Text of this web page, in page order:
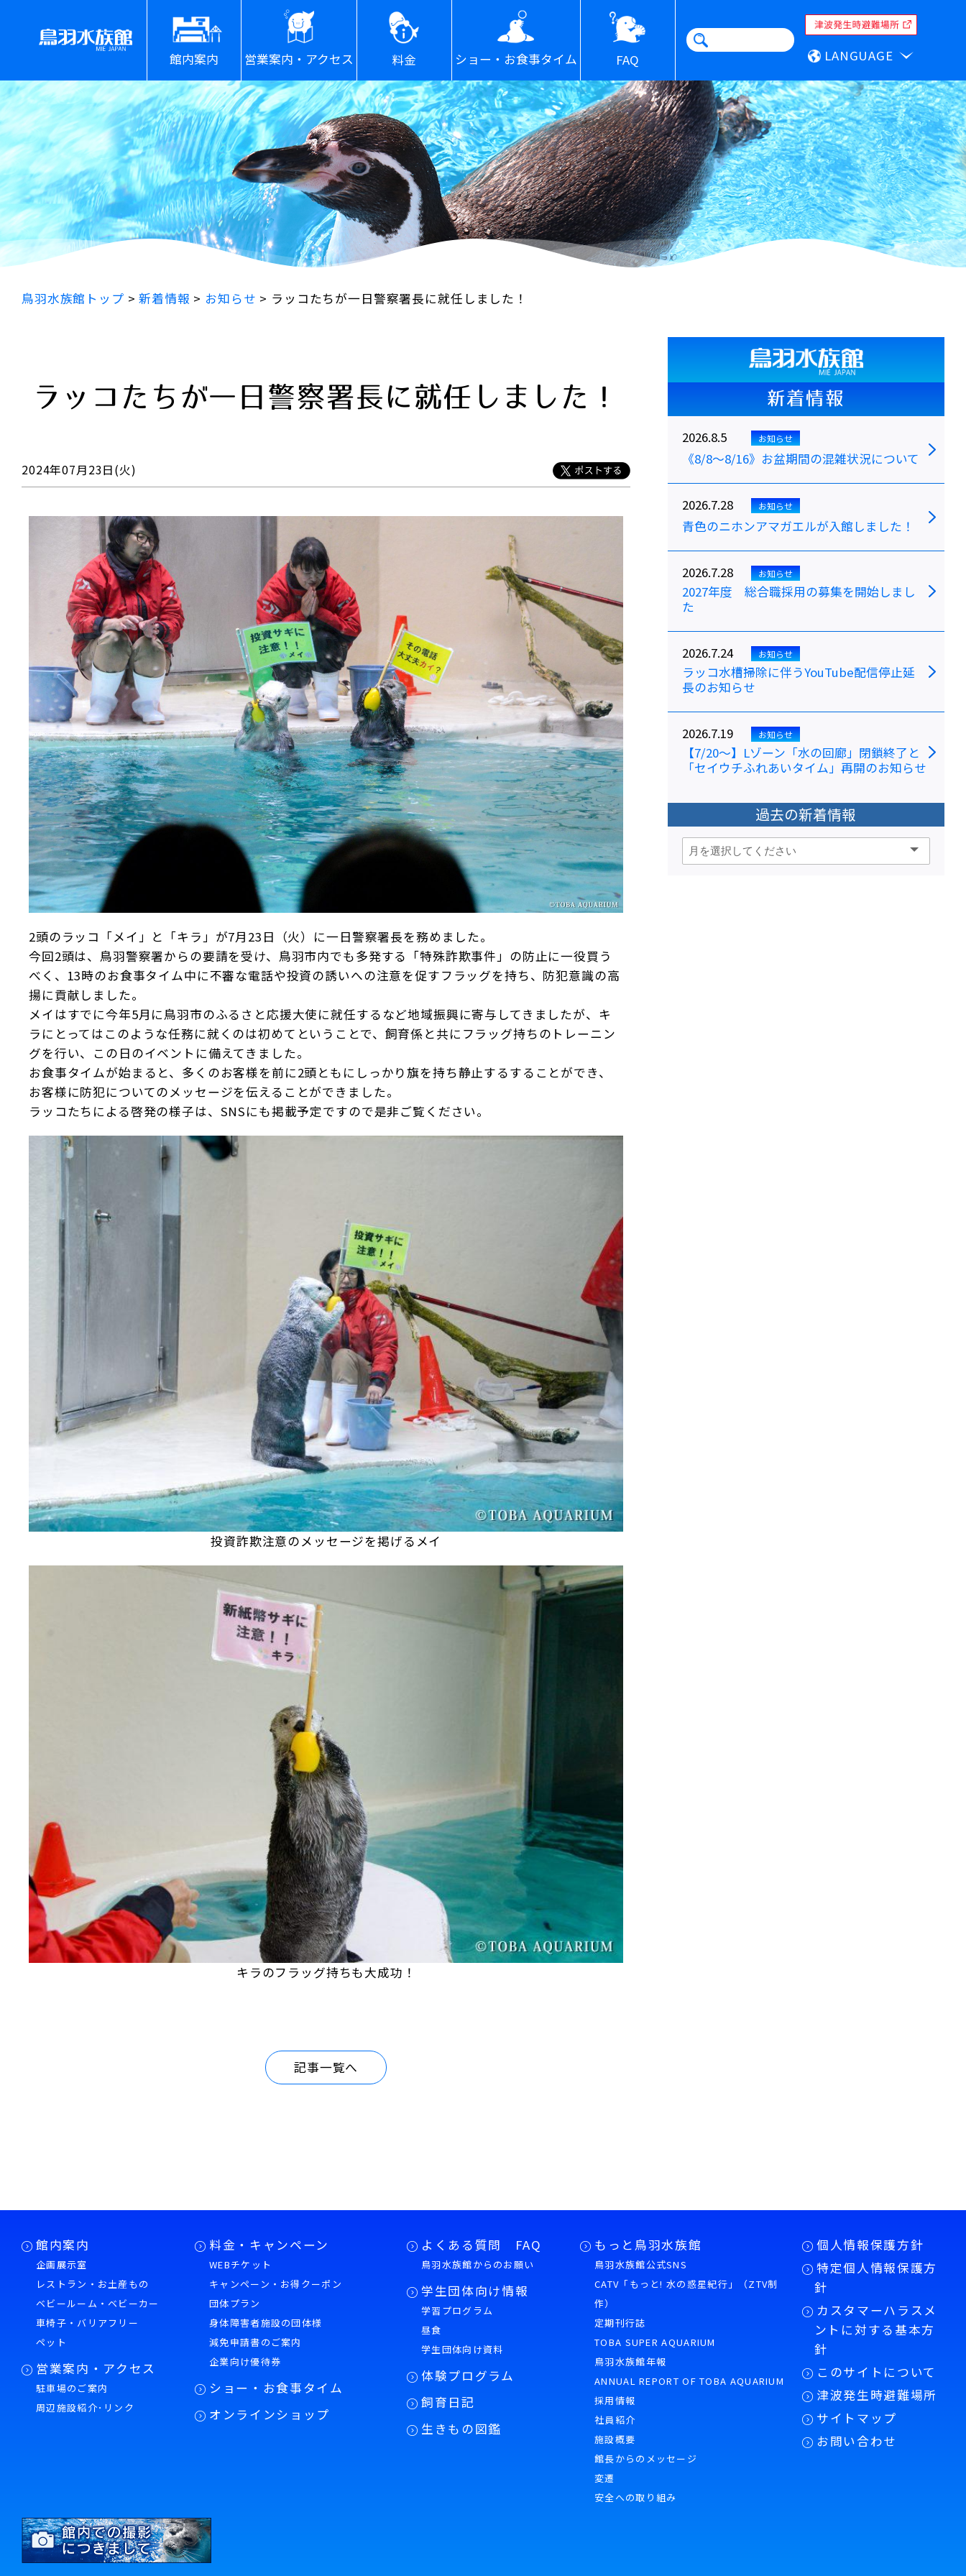
館内案内 営業案内・アクセス 料金 ショー・お食事タイム FAQ LANGUAGE
鳥羽水族館トップ >新着情報 > お知らせ > ラッコたちが一日警察署長に就任しました！
ラッコたちが一日警察署長に就任しました！
2024年07月23日(火)
2頭のラッコ「メイ」と「キラ」が7月23日（火）に一日警察署長を務めました。
今回2頭は、鳥羽警察署からの要請を受け、鳥羽市内でも多発する「特殊詐欺事件」の防止に一役買う
べく、13時のお食事タイム中に不審な電話や投資の誘いへの注意を促すフラッグを持ち、防犯意識の高
揚に貢献しました。
メイはすでに今年5月に鳥羽市のふるさと応援大使に就任するなど地域振興に寄与してきましたが、キ
ラにとってはこのような任務に就くのは初めてということで、飼育係と共にフラッグ持ちのトレーニン
グを行い、この日のイベントに備えてきました。
お食事タイムが始まると、多くのお客様を前に2頭ともにしっかり旗を持ち静止するすることができ、
お客様に防犯についてのメッセージを伝えることができました。
ラッコたちによる啓発の様子は、SNSにも掲載予定ですので是非ご覧ください。
投資詐欺注意のメッセージを掲げるメイ
キラのフラッグ持ちも大成功！
記事一覧へ
新着情報
2026.8.5 お知らせ
《8/8～8/16》お盆期間の混雑状況について
2026.7.28 お知らせ
青色のニホンアマガエルが入館しました！
2026.7.28 お知らせ
2027年度 総合職採用の募集を開始しまし
た
2026.7.24 お知らせ
ラッコ水槽掃除に伴うYouTube配信停止延
長のお知らせ
2026.7.19 お知らせ
【7/20～】Lゾーン「水の回廊」閉鎖終了と
「セイウチふれあいタイム」再開のお知らせ
過去の新着情報
館内案内
企画展示室
レストラン・お土産もの
ベビールーム・ベビーカー
車椅子・バリアフリー
ペット
営業案内・アクセス
駐車場のご案内
周辺施設紹介･リンク
料金・キャンペーン
WEBチケット
キャンペーン・お得クーポン
団体プラン
身体障害者施設の団体様
減免申請書のご案内
企業向け優待券
ショー・お食事タイム
オンラインショップ
よくある質問 FAQ
鳥羽水族館からのお願い
学生団体向け情報
学習プログラム
昼食
学生団体向け資料
体験プログラム
飼育日記
生きもの図鑑
もっと鳥羽水族館
鳥羽水族館公式SNS
CATV「もっと! 水の惑星紀行」（ZTV制
作）
定期刊行誌
TOBA SUPER AQUARIUM
鳥羽水族館年報
ANNUAL REPORT OF TOBA AQUARIUM
採用情報
社員紹介
施設概要
館長からのメッセージ
変遷
安全への取り組み
個人情報保護方針
特定個人情報保護方
針
カスタマーハラスメ
ントに対する基本方
針
このサイトについて
津波発生時避難場所
サイトマップ
お問い合わせ